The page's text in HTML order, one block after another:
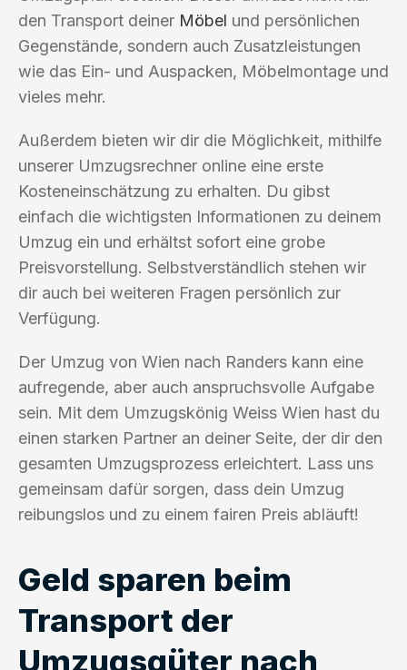
den Transport deiner Möbel und persönlichen
Gegenstände, sondern auch Zusatzleistungen
wie das Ein- und Auspacken, Möbelmontage und
vieles mehr.
Außerdem bieten wir dir die Möglichkeit, mithilfe
unserer Umzugsrechner online eine erste
Kosteneinschätzung zu erhalten. Du gibst
einfach die wichtigsten Informationen zu deinem
Umzug ein und erhältst sofort eine grobe
Preisvorstellung. Selbstverständlich stehen wir
dir auch bei weiteren Fragen persönlich zur
Verfügung.
Der Umzug von Wien nach Randers kann eine
aufregende, aber auch anspruchsvolle Aufgabe
sein. Mit dem Umzugskönig Weiss Wien hast du
einen starken Partner an deiner Seite, der dir den
gesamten Umzugsprozess erleichtert. Lass uns
gemeinsam dafür sorgen, dass dein Umzug
reibungslos und zu einem fairen Preis abläuft!
Geld sparen beim
Transport der
Umzugsgüter nach